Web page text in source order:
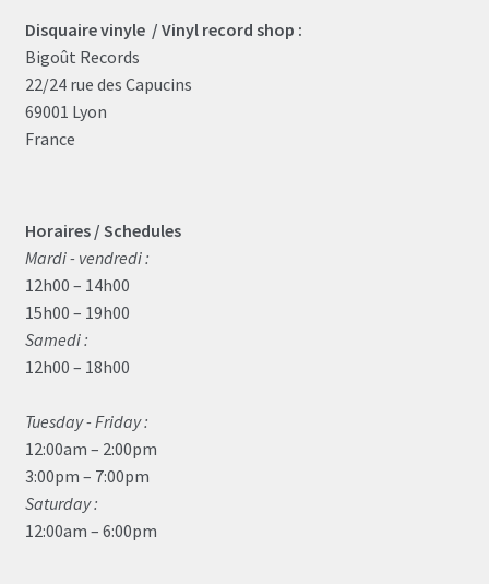
Disquaire vinyle / Vinyl record shop :
Bigoût Records
22/24 rue des Capucins
69001 Lyon
France
Horaires / Schedules
Mardi - vendredi :
12h00 – 14h00
15h00 – 19h00
Samedi :
12h00 – 18h00
Tuesday - Friday :
12:00am – 2:00pm
3:00pm – 7:00pm
Saturday :
12:00am – 6:00pm